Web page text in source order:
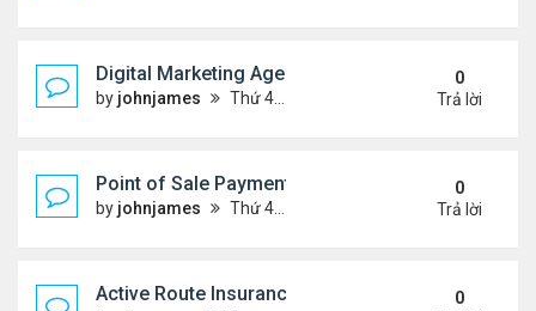
Digital Marketing Agency NYC | Strategic Online
by johnjames Thứ 4 Tháng 8 05, 2026 12:38 pm
0
Trả lời
Point of Sale Payment Processing: Why
by johnjames Thứ 4 Tháng 8 05, 2026 12:20 pm
0
Trả lời
Active Route Insurance
0